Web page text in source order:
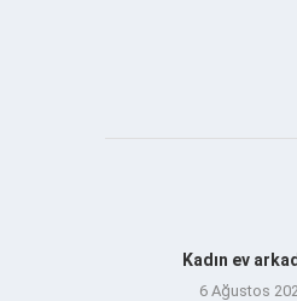
Kadın ev
6 Ağustos